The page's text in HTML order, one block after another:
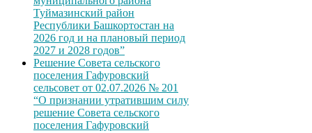
Туймазинский район
Республики Башкортостан на
2026 год и на плановый период
2027 и 2028 годов”
Решение Совета сельского
поселения Гафуровский
сельсовет от 02.07.2026 № 201
“О признании утратившим силу
решение Совета сельского
поселения Гафуровский